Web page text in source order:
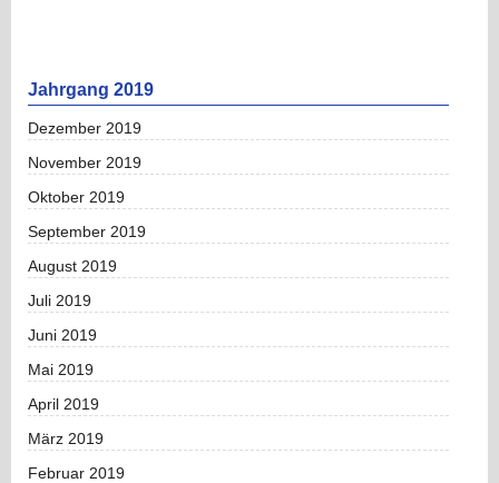
Jahrgang 2019
Dezember 2019
November 2019
Oktober 2019
September 2019
August 2019
Juli 2019
Juni 2019
Mai 2019
April 2019
März 2019
Februar 2019